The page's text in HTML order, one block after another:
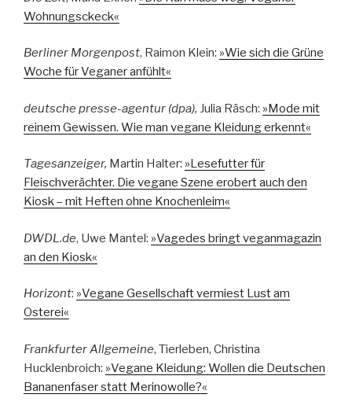
Wohnungsckeck«
Berliner Morgenpost, Raimon Klein: »Wie sich die Grüne
Woche für Veganer anfühlt«
deutsche presse-agentur (dpa), Julia Räsch: »Mode mit
reinem Gewissen. Wie man vegane Kleidung erkennt«
Tagesanzeiger, Martin Halter: »Lesefutter für
Fleischverächter. Die vegane Szene erobert auch den
Kiosk – mit Heften ohne Knochenleim«
DWDL.de, Uwe Mantel: »Vagedes bringt veganmagazin
an den Kiosk«
Horizont: »Vegane Gesellschaft vermiest Lust am
Osterei«
Frankfurter Allgemeine, Tierleben, Christina
Hucklenbroich: »Vegane Kleidung: Wollen die Deutschen
Bananenfaser statt Merinowolle?«